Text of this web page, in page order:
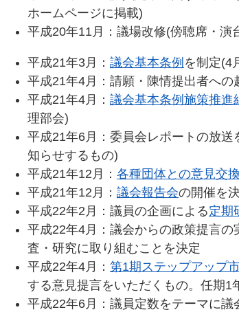
ホームページに掲載)
平成20年11月：議場改修(傍聴席・演
平成21年3月： 議会基本条例 を制定(4
平成21年4月：請願・陳情提出者への
平成21年4月： 議会基本条例施策推進
理部会)
平成21年6月：委員会レポートの放
知らせするもの)
平成21年12月： 各種団体との意見交
平成21年12月： 議会報告会の開催を
平成22年2月：議員の企画による定期
平成22年4月：議会からの政策提言
査・研究に取り組むことを決定
平成22年4月： 第1期ステップアップ
する意見提言をいただくもの。任期1
平成22年6月：議員定数をテーマに議